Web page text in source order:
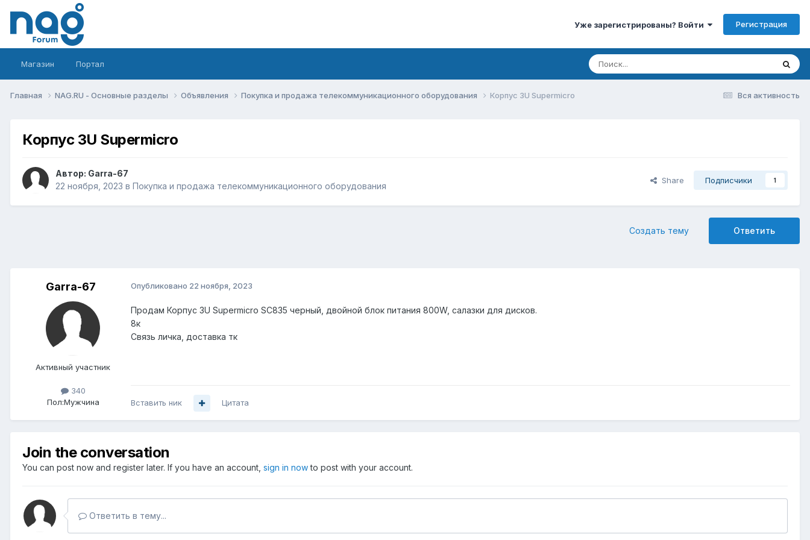
Уже зарегистрированы? Войти Регистрация
Магазин Портал
Вся активность
Главная NAG.RU - Основные разделы Объявления Покупка и продажа телекоммуникационного оборудования Корпус 3U Supermicro
Корпус 3U Supermicro
Автор: Garra-67
22 ноября, 2023 в Покупка и продажа телекоммуникационного оборудования
Share Подписчики 1
Ответить
Создать тему
Garra-67
Активный участник
340
Пол:Мужчина
Опубликовано 22 ноября, 2023
Продам Корпус 3U Supermicro SC835 черный, двойной блок питания 800W, салазки для дисков.
8к
Связь личка, доставка тк
Вставить ник Цитата
Join the conversation
You can post now and register later. If you have an account, sign in nowto post with your account.
Ответить в тему...